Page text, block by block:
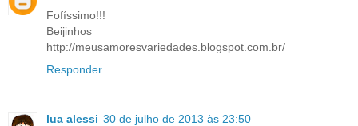
Fofíssimo!!!
Beijinhos
http://meusamoresvariedades.blogspot.com.br/
Responder
lua alessi 30 de julho de 2013 às 23:50